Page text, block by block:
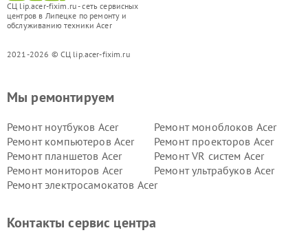
СЦ lip.acer-fixim.ru - сеть сервисных
центров в Липецке по ремонту и
обслуживанию техники Acer
2021-2026 © СЦ lip.acer-fixim.ru
Мы ремонтируем
Ремонт ноутбуков Acer
Ремонт моноблоков Acer
Ремонт компьютеров Acer
Ремонт проекторов Acer
Ремонт планшетов Acer
Ремонт VR систем Acer
Ремонт мониторов Acer
Ремонт ультрабуков Acer
Ремонт электросамокатов Acer
Контакты сервис центра